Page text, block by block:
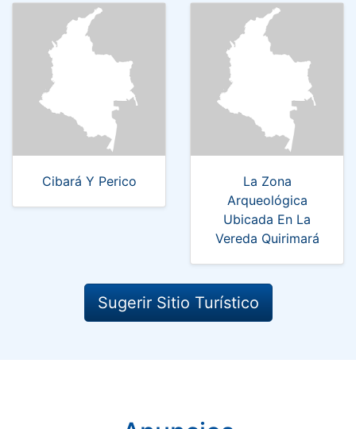
Cibará Y Perico
La Zona
Arqueológica
Ubicada En La
Vereda Quirimará
Sugerir Sitio Turístico